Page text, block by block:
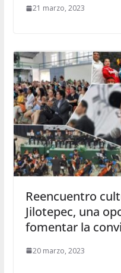
21 marzo, 2023
Reencuentro
Jilotepec, una
fomentar la
20 marzo, 2023